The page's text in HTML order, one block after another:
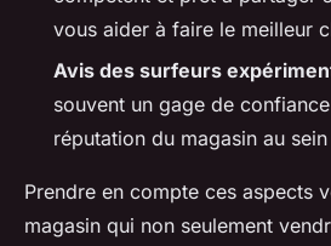
vous aider à faire le meilleur
Avis des surfeurs
souvent un gage de
réputation du magasin au
Prendre en compte ces aspects
magasin qui non seulement